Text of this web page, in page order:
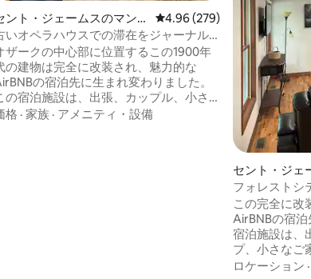
5つ星中4.95つ星の平均評価
ント・ジェームスのマンシ
ン・アパート
レビュー279件、5つ星中
4.96 (279)
いオペラハウスでの滞在をジャーナル
残そう
ザークの中心部に位置するこの1900年
の建物は完全に改装され、魅力的な
の宿泊先に生まれ変わりました。
の宿泊施設は、出張、カップル、小さ
家族に最適です。 ゲストは、歴史あ
格 · 家族 · アメニティ・設備
セント・ジェ
ョン・アパー
フォレストシ
この完全に改
AirBNBの宿
宿泊施設は、
プ、小さなご家族
歴史あるセン
ロケーション ·